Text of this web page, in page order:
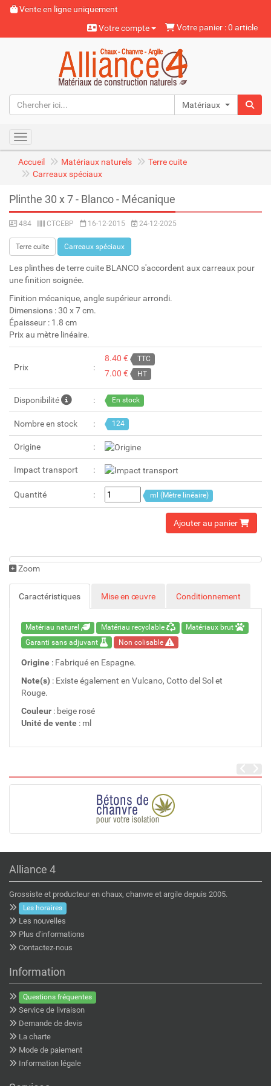
Vente en ligne uniquement
Votre compte
Votre panier : 0 article
Matériaux naturels
Toggle navigation
Accueil Matériaux naturels
Terre cuite
Carreaux spéciaux
Plinthe 30 x 7 - Blanco - Mécanique
484 CTCEBP 16-12-2015 24-12-2025
Terre cuite Carreaux spéciaux
Les plinthes de terre cuite BLANCO s'accordent aux carreaux pour
une finition soignée.
Finition mécanique, angle supérieur arrondi.
Dimensions : 30 x 7 cm.
Épaisseur : 1.8 cm
Prix au mètre linéaire.
Prix
8.40 € TTC
7.00 € HT
Disponibilité En stock
Nombre en stock 124
Origine
Impact transport
Quantité ml (Mètre linéaire)
Ajouter au panier
Zoom
Caractéristiques Mise en œuvre Conditionnement
Matériau naturel Matériau recyclable
Matériaux brut
Garanti sans adjuvant
Non colisable
Origine : Fabriqué en Espagne.
Note(s) : Existe également en Vulcano, Cotto del Sol et
Rouge.
Couleur : beige rosé
Unité de vente : ml
Alliance 4
Grossiste et producteur en chaux, chanvre et argile depuis 2005.
Les horaires
Les nouvelles
Plus d'informations
Contactez-nous
Information
Questions fréquentes
Service de livraison
Demande de devis
La charte
Mode de paiement
Information légale